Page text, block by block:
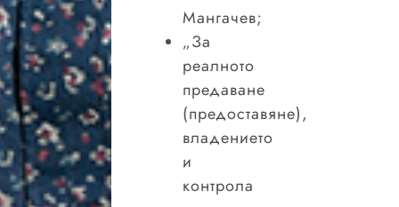
Мангачев;
„За
реалното
предаване
(предоставяне),
владението
и
контрола